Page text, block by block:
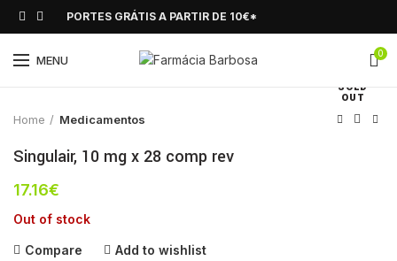
PORTES GRÁTIS A PARTIR DE 10€*
MENU 0
SOLD
OUT
Click to enlarge
Home Medicamentos
Singulair, 10 mg x 28 comp rev
17.16€
Out of stock
Compare Add to wishlist